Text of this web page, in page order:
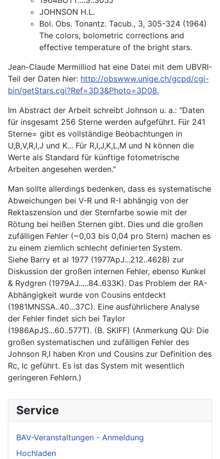
JOHNSON H.L.
Bol. Obs. Tonantz. Tacub., 3, 305-324 (1964)
The colors, bolometric corrections and
effective temperature of the bright stars.
Jean-Claude Mermilliod hat eine Datei mit dem UBVRI-
Teil der Daten hier: http://obswww.unige.ch/gcpd/cgi-
bin/getStars.cgi?Ref=3D3&Photo=3D08.
Im Abstract der Arbeit schreibt Johnson u. a.: "Daten
für insgesamt 256 Sterne werden aufgeführt. Für 241
Sterne= gibt es vollständige Beobachtungen in
U,B,V,R,I,J und K... Für R,I,J,K,L,M und N können die
Werte als Standard für künftige fotometrische
Arbeiten angesehen werden."
Man sollte allerdings bedenken, dass es systematische
Abweichungen bei V-R und R-I abhängig von der
Rektaszension und der Sternfarbe sowie mit der
Rötung bei heißen Sternen gibt. Dies und die großen
zufälligen Fehler (~0,03 bis 0,04 pro Stern) machen es
zu einem ziemlich schlecht definierten System.
Siehe Barry et al 1977 (1977ApJ...212..462B) zur
Diskussion der großen internen Fehler, ebenso Kunkel
& Rydgren (1979AJ.....84..633K). Das Problem der RA-
Abhängigkeit wurde von Cousins entdeckt
(1981MNSSA..40...37C). Eine ausführlichere Analyse
der Fehler findet sich bei Taylor
(1986ApJS...60..577T). (B. SKIFF) (Anmerkung QU: Die
großen systematischen und zufälligen Fehler des
Johnson R,I haben Kron und Cousins zur Definition des
Rc, Ic geführt. Es ist das System mit wesentlich
geringeren Fehlern.)
Service
BAV-Veranstaltungen - Anmeldung
Hochladen